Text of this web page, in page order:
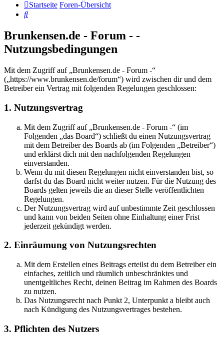
Startseite Foren-Übersicht
Suche
Brunkensen.de - Forum - -
Nutzungsbedingungen
Mit dem Zugriff auf „Brunkensen.de - Forum -“
(„https://www.brunkensen.de/forum“) wird zwischen dir und dem
Betreiber ein Vertrag mit folgenden Regelungen geschlossen:
1. Nutzungsvertrag
Mit dem Zugriff auf „Brunkensen.de - Forum -“ (im
Folgenden „das Board“) schließt du einen Nutzungsvertrag
mit dem Betreiber des Boards ab (im Folgenden „Betreiber“)
und erklärst dich mit den nachfolgenden Regelungen
einverstanden.
Wenn du mit diesen Regelungen nicht einverstanden bist, so
darfst du das Board nicht weiter nutzen. Für die Nutzung des
Boards gelten jeweils die an dieser Stelle veröffentlichten
Regelungen.
Der Nutzungsvertrag wird auf unbestimmte Zeit geschlossen
und kann von beiden Seiten ohne Einhaltung einer Frist
jederzeit gekündigt werden.
2. Einräumung von Nutzungsrechten
Mit dem Erstellen eines Beitrags erteilst du dem Betreiber ein
einfaches, zeitlich und räumlich unbeschränktes und
unentgeltliches Recht, deinen Beitrag im Rahmen des Boards
zu nutzen.
Das Nutzungsrecht nach Punkt 2, Unterpunkt a bleibt auch
nach Kündigung des Nutzungsvertrages bestehen.
3. Pflichten des Nutzers